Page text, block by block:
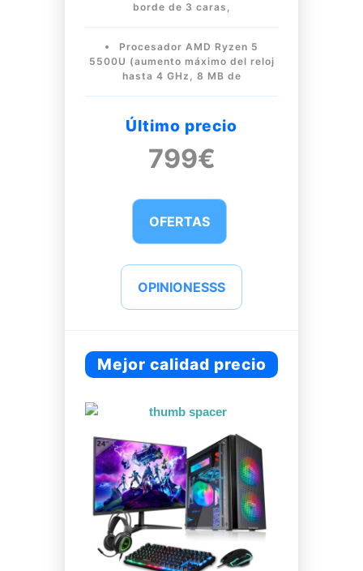
borde de 3 caras,
Procesador AMD Ryzen 5
5500U (aumento máximo del reloj
hasta 4 GHz, 8 MB de
Último precio
799€
OFERTAS
OPINIONESSS
Mejor calidad precio